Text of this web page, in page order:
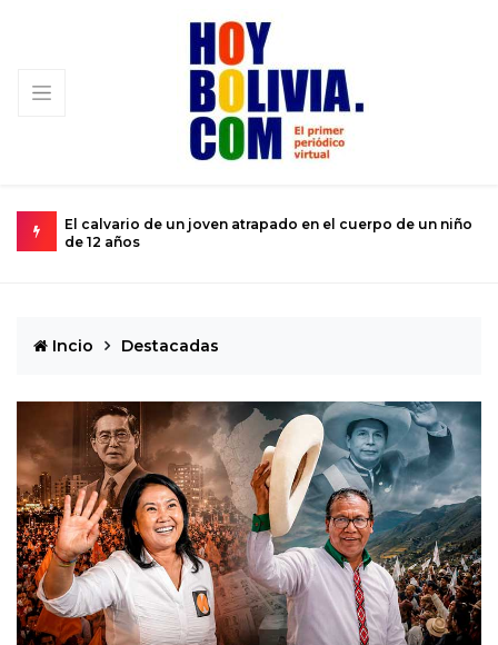
niño
Miopía estatal condena al turismo nacional a una
subsistencia de rebalse
Incio Destacadas